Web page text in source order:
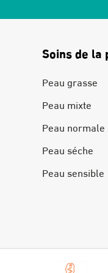
Soins de la
Peau grasse
Peau mixte
Peau normale
Peau séche
Peau sensible